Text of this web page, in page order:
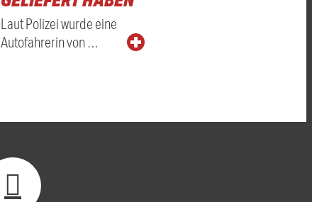
Laut Polizei wurde eine
Autofahrerin von …